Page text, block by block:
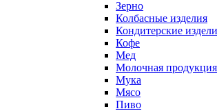
Зерно
Колбасные изделия
Кондитерские
Кофе
Мед
Молочная продукция
Мука
Мясо
Пиво